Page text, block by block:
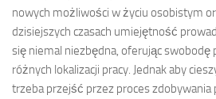
nowych możliwości w życiu osobistym
dzisiejszych czasach umiejętność
się niemal niezbędna, oferując swobodę
różnych lokalizacji pracy. Jednak aby
trzeba przejść przez proces zdobywania